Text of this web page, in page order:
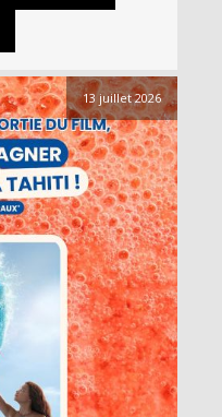
13 juillet 2026